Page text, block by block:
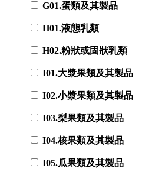
G01.蛋類及其製品
H01.液態乳類
H02.粉狀或固狀乳類
I01.大漿果類及其製品
I02.小漿果類及其製品
I03.梨果類及其製品
I04.核果類及其製品
I05.瓜果類及其製品